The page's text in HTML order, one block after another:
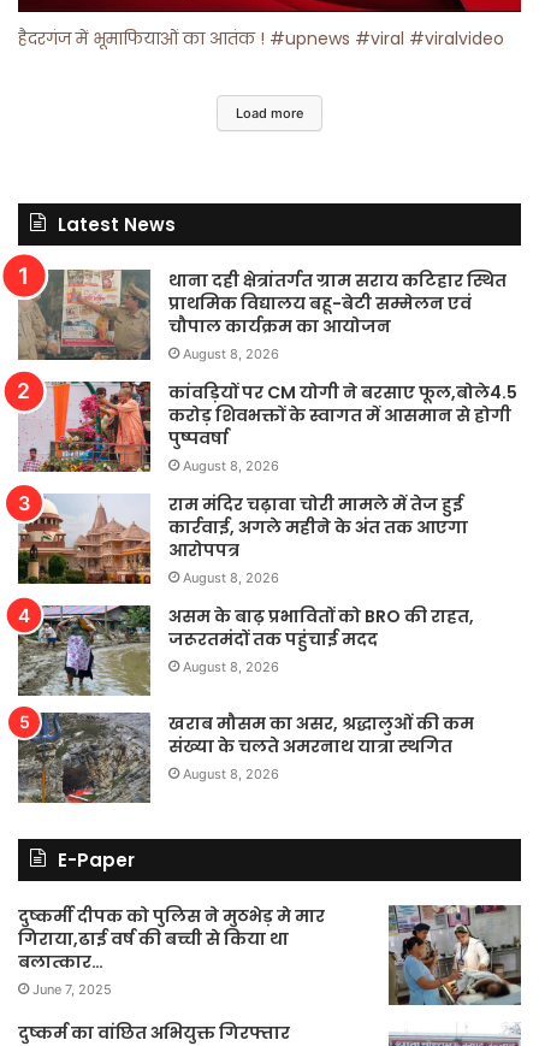
हैदरगंज में भूमाफियाओं का आतंक ! #upnews #viral #viralvideo
Load more
Latest News
थाना दही क्षेत्रांतर्गत ग्राम सराय कटिहार स्थित
प्राथमिक विद्यालय बहू-बेटी सम्मेलन एवं
चौपाल कार्यक्रम का आयोजन
August 8, 2026
कांवड़ियों पर CM योगी ने बरसाए फूल,बोले4.5
करोड़ शिवभक्तों के स्वागत में आसमान से होगी
पुष्पवर्षा
August 8, 2026
राम मंदिर चढ़ावा चोरी मामले में तेज हुई
कार्रवाई, अगले महीने के अंत तक आएगा
आरोपपत्र
August 8, 2026
असम के बाढ़ प्रभावितों को BRO की राहत,
जरूरतमंदों तक पहुंचाई मदद
August 8, 2026
खराब मौसम का असर, श्रद्धालुओं की कम
संख्या के चलते अमरनाथ यात्रा स्थगित
August 8, 2026
E-Paper
दुष्कर्मी दीपक को पुलिस ने मुठभेड़ मे मार
गिराया,ढाई वर्ष की बच्ची से किया था
बलात्कार…
June 7, 2025
दुष्कर्म का वांछित अभियुक्त गिरफ्तार